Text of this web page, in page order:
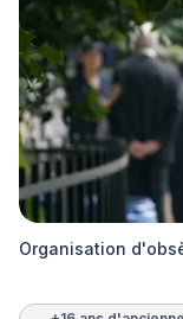
Organisation